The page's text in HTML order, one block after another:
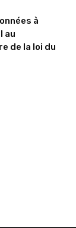
à
au
de la loi du